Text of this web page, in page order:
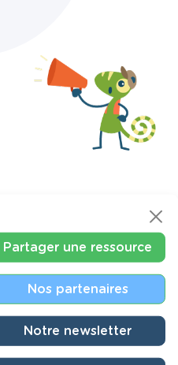
Partager une ressource
Nos partenaires
Notre newsletter